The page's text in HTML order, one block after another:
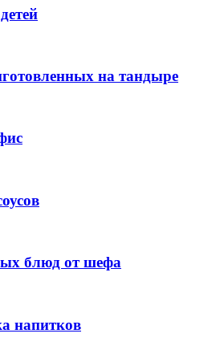
на тандыре
блюд от шефа
напитков